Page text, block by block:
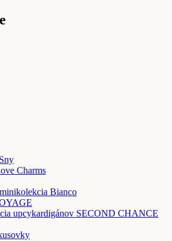
Charms
Bianco
upcykardigánov SECOND CHANCE